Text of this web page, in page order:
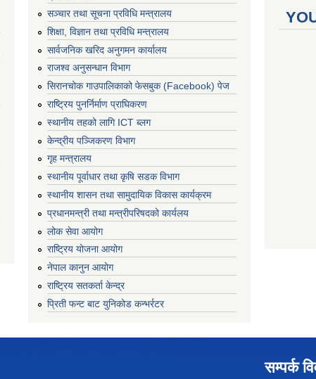
सञ्‍चार तथा सूचना प्रविधि मन्त्रालय
शिक्षा, विज्ञान तथा प्रविधि मन्त्रालय
सार्वजनिक खरिद अनुगमन कार्यालय
राजश्व अनुसन्धान विभाग
सिरानचोक गाउपालिकाको फेसबुक (Facebook) पेज
राष्ट्रिय पुनर्निर्माण प्राघिकरण
स्थानीय तहको लागि ICT ब्लग
केन्द्रीय पञ्जिकरण विभाग
गृह मन्त्रालय
स्थानीय पूर्वाधार तथा कृषि सडक विभाग
स्थानीय शासन तथा सामुदायिक विकास कार्यक्रम
प्रधानमन्त्री तथा मन्त्रीपरिषदको कार्यलय
लोक सेवा आयोग
राष्ट्रिय योजना आयोग
नेपाल कानुन आयोग
राष्ट्रिय सतकर्ता केन्द्र
प्रिती फन्ट बाट युनिकोड कन्भर्रटर
सम्पर्क